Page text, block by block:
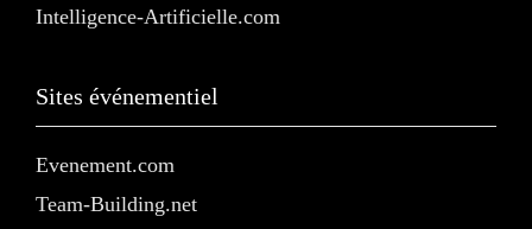
Intelligence-Artificielle.com
Sites événementiel
Evenement.com
Team-Building.net